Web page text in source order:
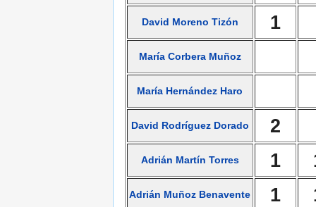
David Moreno Tizón 1
María Corbera Muñoz
María Hernández Haro
David Rodríguez Dorado 2
Adrián Martín Torres 1
Adrián Muñoz Benavente 1